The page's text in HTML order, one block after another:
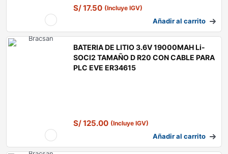
S/17.50 (Incluye IGV)
Añadir al carrito
BATERIA DE LITIO 3.6V 19000MAH Li-
SOCl2 TAMAÑO D R20 CON CABLE PARA
PLC EVE ER34615
S/125.00 (Incluye IGV)
Añadir al carrito